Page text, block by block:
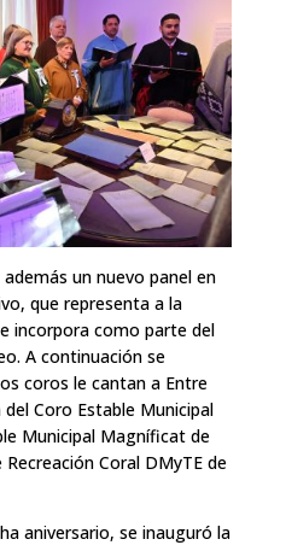
un nuevo panel en
que representa a la
incorpora como parte del
A continuación se
coros le cantan a Entre
Coro Estable Municipal
Municipal Magníficat de
Coral DMyTE de
aniversario, se inauguró la